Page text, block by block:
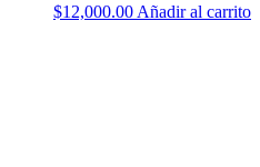
$12,000.00 Añadir al carrito